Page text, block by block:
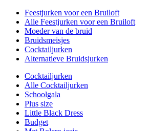
Feestjurken voor een Bruiloft
Alle Feestjurken voor een Bruiloft
Moeder van de bruid
Bruidsmeisjes
Cocktailjurken
Alternatieve Bruidsjurken
Cocktailjurken
Alle Cocktailjurken
Schoolgala
Plus size
Little Black Dress
Budget